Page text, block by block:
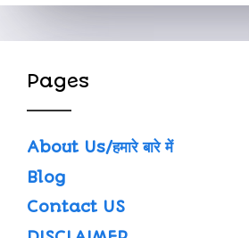
Pages
About Us/हमारे बारे में
Blog
Contact US